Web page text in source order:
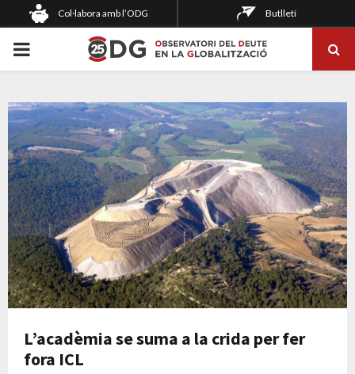
Col·labora amb l’ODG Butlletí
PRIMARY
L’acadèmia se suma a la crida per fer
fora ICL